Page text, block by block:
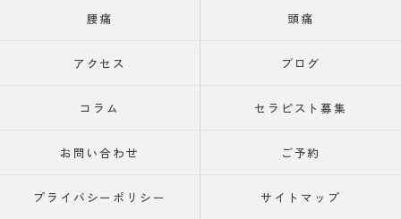
腰痛 頭痛
アクセス ブログ
コラム セラピスト募集
お問い合わせ ご予約
プライバシーポリシー サイトマップ